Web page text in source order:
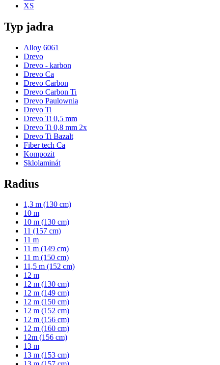
XS
Typ jadra
Alloy 6061
Drevo
Drevo - karbon
Drevo Ca
Drevo Carbon
Drevo Carbon Ti
Drevo Paulownia
Drevo Ti
Drevo Ti 0,5 mm
Drevo Ti 0,8 mm 2x
Drevo Ti Bazalt
Fiber tech Ca
Kompozit
Sklolaminát
Radius
1,3 m (130 cm)
10 m
10 m (130 cm)
11 (157 cm)
11 m
11 m (149 cm)
11 m (150 cm)
11,5 m (152 cm)
12 m
12 m (130 cm)
12 m (149 cm)
12 m (150 cm)
12 m (152 cm)
12 m (156 cm)
12 m (160 cm)
12m (156 cm)
13 m
13 m (153 cm)